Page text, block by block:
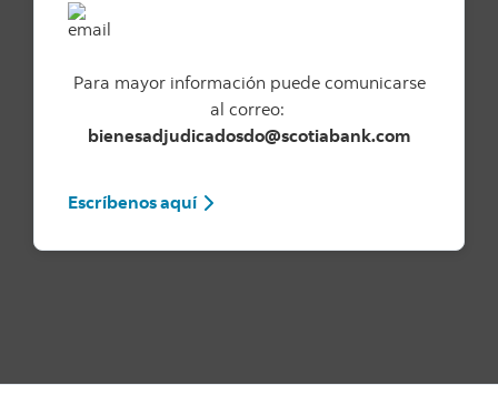
Para mayor información puede comunicarse
al correo:
bienesadjudicadosdo@scotiabank.com
Escríbenos aquí